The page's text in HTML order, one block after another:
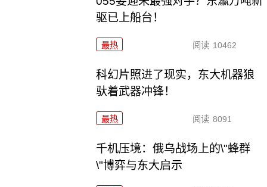
驱已上船台！
最热 阅读 10462
科幻片照进了现实，东大机器狼
驮着武器冲锋！
最热 阅读 8091
千机压境：俄乌战场上的\"蜂群
\"博弈与东大启示